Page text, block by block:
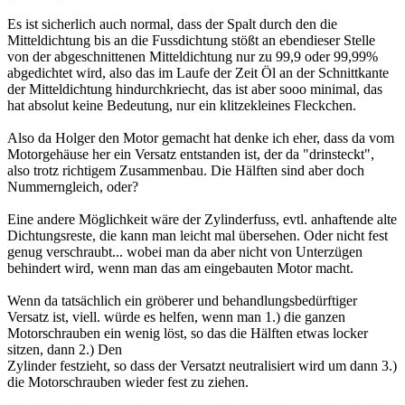
Es ist sicherlich auch normal, dass der Spalt durch den die
Mitteldichtung bis an die Fussdichtung stößt an ebendieser Stelle
von der abgeschnittenen Mitteldichtung nur zu 99,9 oder 99,99%
abgedichtet wird, also das im Laufe der Zeit Öl an der Schnittkante
der Mitteldichtung hindurchkriecht, das ist aber sooo minimal, das
hat absolut keine Bedeutung, nur ein klitzekleines Fleckchen.
Also da Holger den Motor gemacht hat denke ich eher, dass da vom
Motorgehäuse her ein Versatz entstanden ist, der da "drinsteckt",
also trotz richtigem Zusammenbau. Die Hälften sind aber doch
Nummerngleich, oder?
Eine andere Möglichkeit wäre der Zylinderfuss, evtl. anhaftende alte
Dichtungsreste, die kann man leicht mal übersehen. Oder nicht fest
genug verschraubt... wobei man da aber nicht von Unterzügen
behindert wird, wenn man das am eingebauten Motor macht.
Wenn da tatsächlich ein gröberer und behandlungsbedürftiger
Versatz ist, viell. würde es helfen, wenn man 1.) die ganzen
Motorschrauben ein wenig löst, so das die Hälften etwas locker
sitzen, dann 2.) Den
Zylinder festzieht, so dass der Versatzt neutralisiert wird um dann 3.)
die Motorschrauben wieder fest zu ziehen.